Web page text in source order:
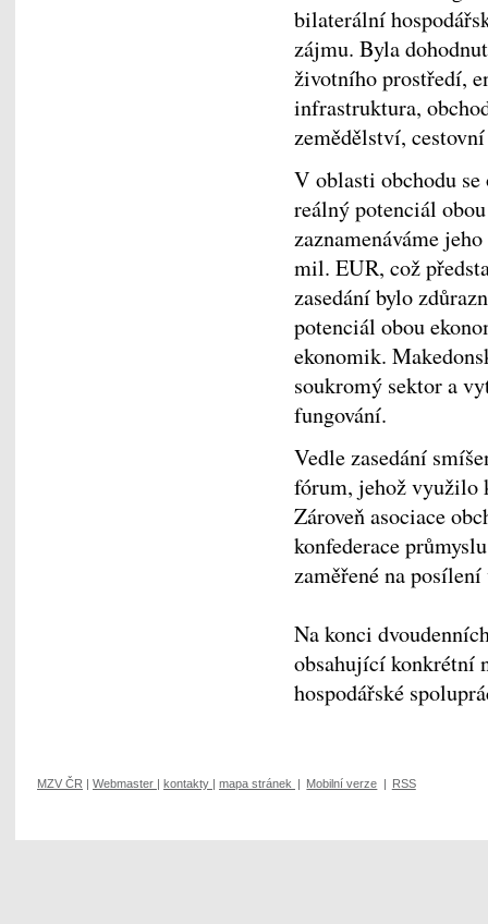
bilaterální
zájmu. Byla
životního prostředí,
infrastruktura,
zemědělství,
V oblasti obchodu
reálný potenciál
zaznamenáváme
mil. EUR, což
zasedání bylo
potenciál obou
ekonomik.
soukromý sektor a
fungování.
Vedle zasedání
fórum, jehož využilo
Zároveň asociace
konfederace
zaměřené na
Na konci
obsahující konkrétní
hospodářské
MZV ČR | Webmaster | kontakty | mapa stránek | Mobilní verze | RSS